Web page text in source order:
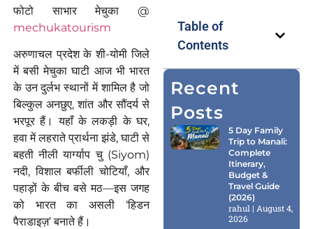
फोटो साभार मेचुका @
mechukatourism
अरुणाचल प्रदेश के शी-योमी जिले
में बसी मेचुका घाटी आज भी भारत
के उन दुर्लभ स्थानों में शामिल है जो
बिल्कुल अनछुए, शांत और सौंदर्य से
भरपूर हैं। यहाँ के लकड़ी के घर,
हवा में लहराते प्रार्थना झंडे, घाटी से
बहती नीली यार्ग्याप चु (Siyom)
नदी, विशाल बर्फीली चोटियाँ, और
पहाड़ों के बीच बसे मठ—इस जगह
को भारत का असली ‘हिडन
पैराडाइज़’ बनाते हैं।
Table of
Contents
Recent
Posts
5 Day Family
Trip to Manali:
Complete
Itinerary,
Budget &
Travel Guide
(2026)
rahul
August 4,
2026